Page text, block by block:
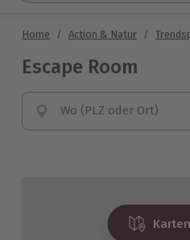
Home / Action & Natur /
Escape Room
Wo (PLZ oder Ort)